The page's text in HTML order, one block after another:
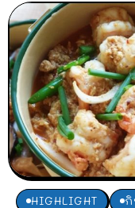
HIGHLIGHT